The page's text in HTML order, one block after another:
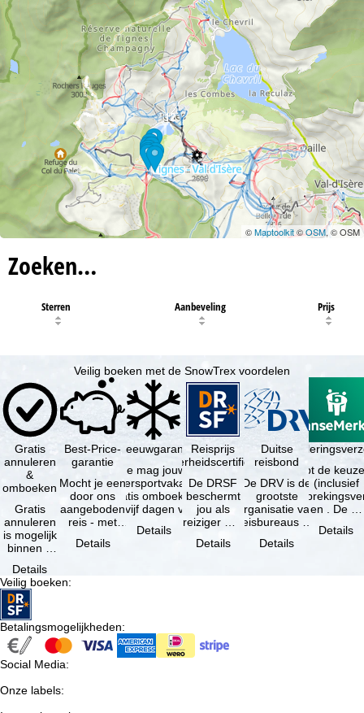
12
©Maptoolkit©OSM, © OSM
Zoeken…
Sterren Aanbeveling Prijs
Veilig boeken met de SnowTrex voordelen
Gratis
annuleren
&
omboeken
Gratis
annuleren
is mogelijk
binnen 5
de
boeking,
als jouw
vakantie …
Details
Best-Price-
garantie
Mocht je een
door ons
aangeboden
reis - met
beschikbaarheid
Details
Sneeuwgarantie
Je mag jouw
wintersportvakantie
gratis omboeken
als vijf dagen voor
Details
Reisprijs
zekerheidscertificaat
De DRSF
beschermt
jou als
reiziger met
pakketreis
Details
Duitse
reisbond
De DRV is de
grootste
organisatie van
reisbureaus en
in Duitsland. …
Details
Je hebt de
(inclusief
en . De …
Details
Veilig boeken:
Betalingsmogelijkheden:
Social Media:
Onze labels: